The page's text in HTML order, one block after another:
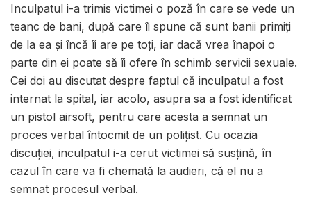
Inculpatul i-a trimis victimei o poză în care se vede un
teanc de bani, după care îi spune că sunt banii primiți
de la ea și încă îi are pe toți, iar dacă vrea înapoi o
parte din ei poate să îi ofere în schimb servicii sexuale.
Cei doi au discutat despre faptul că inculpatul a fost
internat la spital, iar acolo, asupra sa a fost identificat
un pistol airsoft, pentru care acesta a semnat un
proces verbal întocmit de un polițist. Cu ocazia
discuției, inculpatul i-a cerut victimei să susțină, în
cazul în care va fi chemată la audieri, că el nu a
semnat procesul verbal.